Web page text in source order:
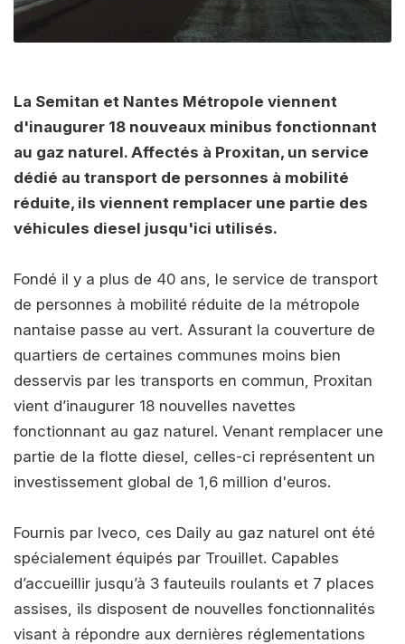
La Semitan et Nantes Métropole viennent
d'inaugurer 18 nouveaux minibus fonctionnant
au gaz naturel. Affectés à Proxitan, un service
dédié au transport de personnes à mobilité
réduite, ils viennent remplacer une partie des
véhicules diesel jusqu'ici utilisés.
Fondé il y a plus de 40 ans, le service de transport
de personnes à mobilité réduite de la métropole
nantaise passe au vert. Assurant la couverture de
quartiers de certaines communes moins bien
desservis par les transports en commun, Proxitan
vient d’inaugurer 18 nouvelles navettes
fonctionnant au gaz naturel. Venant remplacer une
partie de la flotte diesel, celles-ci représentent un
investissement global de 1,6 million d'euros.
Fournis par Iveco, ces Daily au gaz naturel ont été
spécialement équipés par Trouillet. Capables
d’accueillir jusqu’à 3 fauteuils roulants et 7 places
assises, ils disposent de nouvelles fonctionnalités
visant à répondre aux dernières réglementations